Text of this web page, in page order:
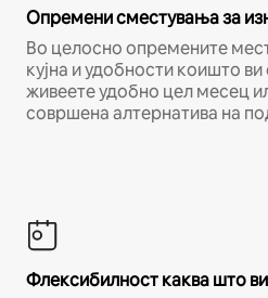
Опремени сместувања за
Во целосно опремените
кујна и удобности коишто
живеете удобно цел месец
совршена алтернатива на
Флексибилност каква што